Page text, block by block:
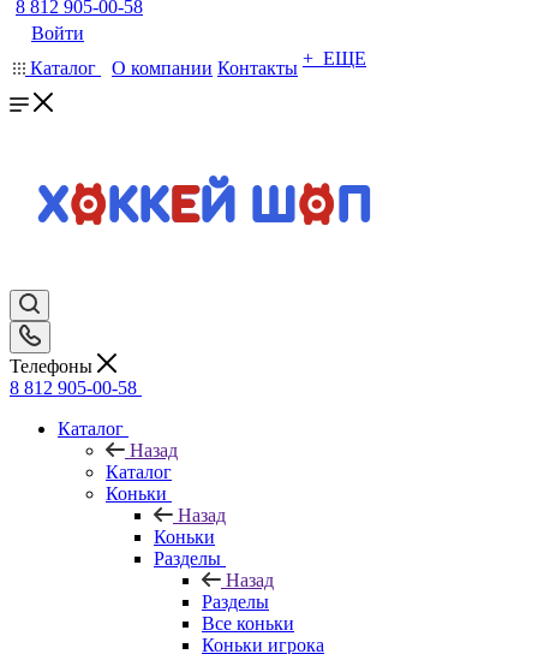
8 812 905-00-58
Войти
Каталог
О компании Контакты + ЕЩЕ
Телефоны
8 812 905-00-58
Каталог
Назад
Каталог
Коньки
Назад
Коньки
Разделы
Назад
Разделы
Все коньки
Коньки игрока